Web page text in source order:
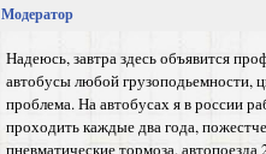
Модератор
Надеюсь, завтра здесь объявится
автобусы любой грузоподьемности,
проблема. На автобусах я в россии
проходить каждые два года,
пневматические тормоза,